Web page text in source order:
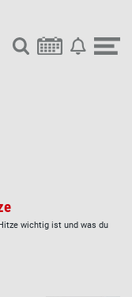
wichtig ist und was du